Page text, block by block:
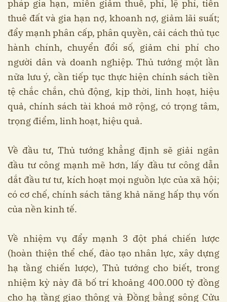
pháp gia hạn, miễn giảm thuế, phí, lệ phí, tiền
thuê đất và gia hạn nợ, khoanh nợ, giảm lãi suất;
đẩy mạnh phân cấp, phân quyền, cải cách thủ tục
hành chính, chuyển đổi số, giảm chi phí cho
người dân và doanh nghiệp. Thủ tướng một lần
nữa lưu ý, cần tiếp tục thực hiện chính sách tiền
tệ chắc chắn, chủ động, kịp thời, linh hoạt, hiệu
quả, chính sách tài khoá mở rộng, có trọng tâm,
trọng điểm, linh hoạt, hiệu quả.
Về đầu tư, Thủ tướng khẳng định sẽ giải ngân
đầu tư công mạnh mẽ hơn, lấy đầu tư công dẫn
dắt đầu tư tư, kích hoạt mọi nguồn lực của xã hội;
có cơ chế, chính sách tăng khả năng hấp thụ vốn
của nền kinh tế.
Về nhiệm vụ đẩy mạnh 3 đột phá chiến lược
(hoàn thiện thể chế, đào tạo nhân lực, xây dựng
hạ tầng chiến lược), Thủ tướng cho biết, trong
nhiệm kỳ này đã bố trí khoảng 400.000 tỷ đồng
cho hạ tầng giao thông và Đồng bằng sông Cửu